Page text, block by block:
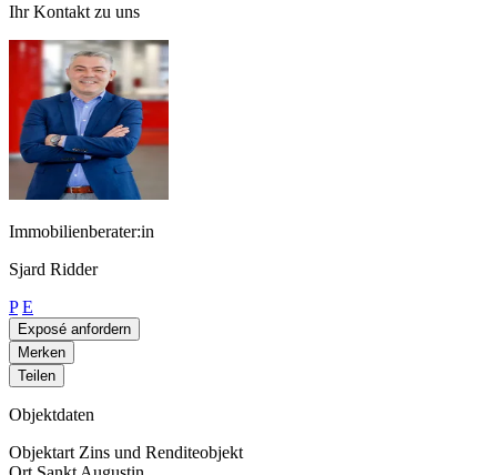
Ihr Kontakt zu uns
Immobilienberater:in
Sjard Ridder
P E
Exposé anfordern
Merken
Teilen
Objektdaten
Objektart Zins und Renditeobjekt